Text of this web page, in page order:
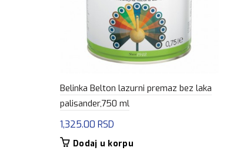
Belinka Belton lazurni premaz bez laka
palisander,750 ml
1,325.00 RSD
Dodaj u korpu